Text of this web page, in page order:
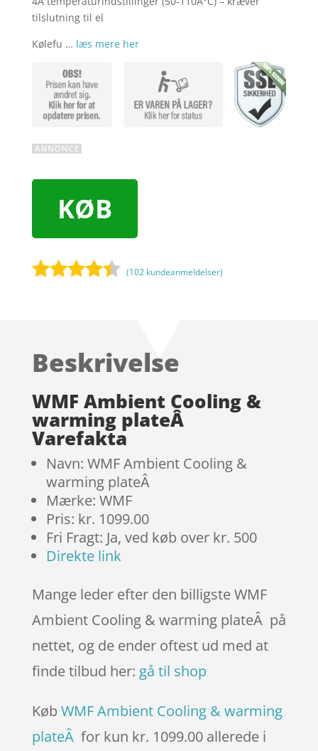
tilslutning til el
Kølefu … læs mere her
KØB
på
mmelser
(102 kundeanmeldelser)
Beskrivelse
WMF Ambient Cooling &
warming plateÂ
Varefakta
Navn: WMF Ambient Cooling &
warming plateÂ
Mærke: WMF
Pris: kr. 1099.00
Fri Fragt: Ja, ved køb over kr. 500
Direkte link
Mange leder efter den billigste WMF
Ambient Cooling & warming plateÂ på
nettet, og de ender oftest ud med at
finde tilbud her: gå til shop
Køb WMF Ambient Cooling & warming
plateÂ for kun kr. 1099.00 allerede i